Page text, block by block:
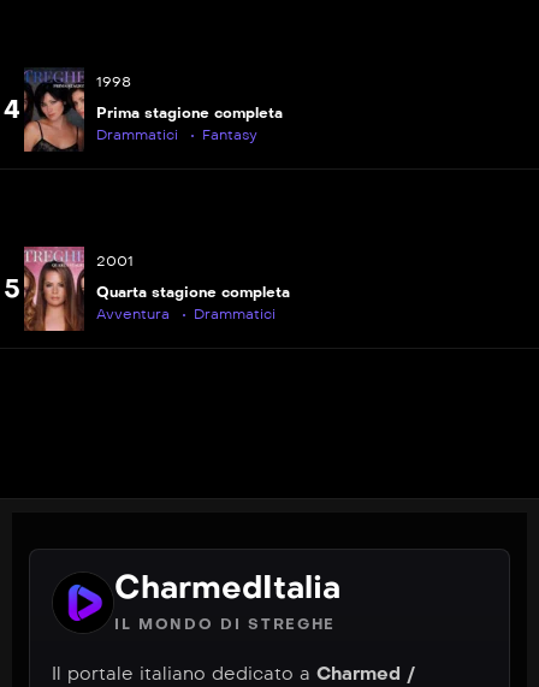
4
1998
Prima stagione completa
Drammatici
Fantasy
5
2001
Quarta stagione completa
Avventura
Drammatici
CharmedItalia
IL MONDO DI STREGHE
Il portale italiano dedicato a Charmed /